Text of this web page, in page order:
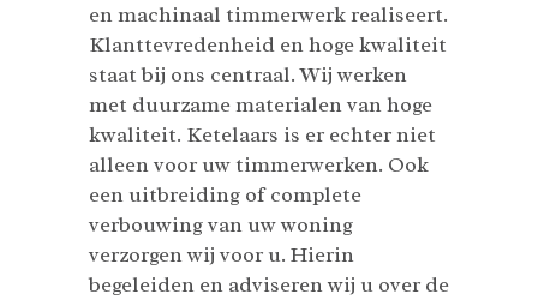
en machinaal timmerwerk realiseert.
Klanttevredenheid en hoge kwaliteit
staat bij ons centraal. Wij werken
met duurzame materialen van hoge
kwaliteit. Ketelaars is er echter niet
alleen voor uw timmerwerken. Ook
een uitbreiding of complete
verbouwing van uw woning
verzorgen wij voor u. Hierin
begeleiden en adviseren wij u over de